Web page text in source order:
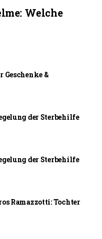
Welche
Geschenke &
der Sterbehilfe
der Sterbehilfe
Ramazzotti: Tochter